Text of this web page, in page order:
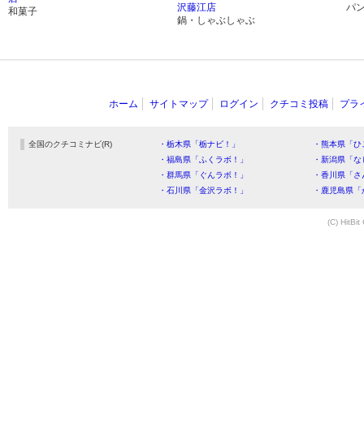
和菓子
沢藤江店
鍋・しゃぶしゃぶ
パ
ホーム サイトマップ ログイン クチコミ投稿 プラ
全国のクチコミナビ(R) ・栃木県「栃ナビ！」
・熊本県「
・福島県「ふくラボ！」
・新潟県「
・群馬県「ぐんラボ！」
・香川県「
・石川県「金沢ラボ！」
・鹿児島県
(C) HitBit